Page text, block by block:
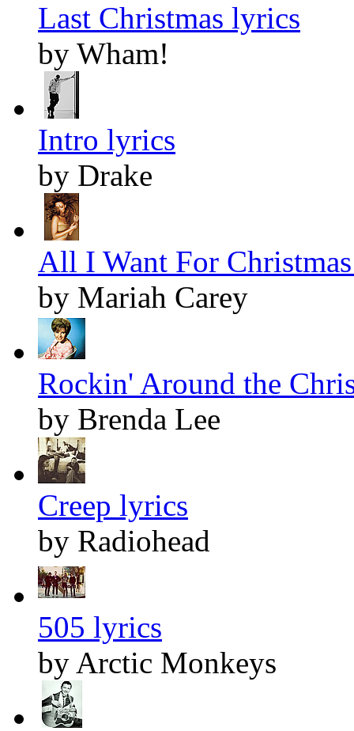
Last Christmas lyrics
by Wham!
Intro lyrics
by Drake
All I Want For
by Mariah Carey
Rockin' Around the
by Brenda Lee
Creep lyrics
by Radiohead
505 lyrics
by Arctic Monkeys